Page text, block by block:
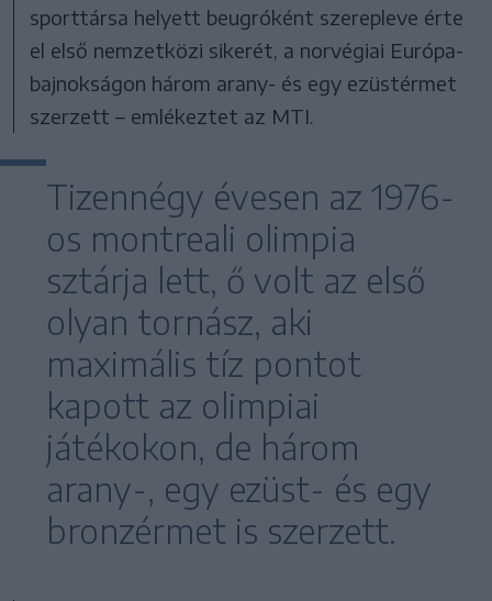
sporttársa helyett beugróként szerepleve érte
el első nemzetközi sikerét, a norvégiai Európa-
bajnokságon három arany- és egy ezüstérmet
szerzett – emlékeztet az MTI.
Tizennégy évesen az 1976-
os montreali olimpia
sztárja lett, ő volt az első
olyan tornász, aki
maximális tíz pontot
kapott az olimpiai
játékokon, de három
arany-, egy ezüst- és egy
bronzérmet is szerzett.